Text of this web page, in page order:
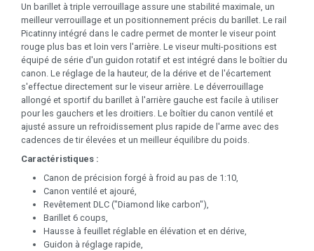
Un barillet à triple verrouillage assure une stabilité maximale, un
meilleur verrouillage et un positionnement précis du barillet. Le rail
Picatinny intégré dans le cadre permet de monter le viseur point
rouge plus bas et loin vers l'arrière. Le viseur multi-positions est
équipé de série d'un guidon rotatif et est intégré dans le boîtier du
canon. Le réglage de la hauteur, de la dérive et de l'écartement
s'effectue directement sur le viseur arrière. Le déverrouillage
allongé et sportif du barillet à l'arrière gauche est facile à utiliser
pour les gauchers et les droitiers. Le boîtier du canon ventilé et
ajusté assure un refroidissement plus rapide de l'arme avec des
cadences de tir élevées et un meilleur équilibre du poids.
Caractéristiques :
Canon de précision forgé à froid au pas de 1:10,
Canon ventilé et ajouré,
Revêtement DLC ("Diamond like carbon"),
Barillet 6 coups,
Hausse à feuillet réglable en élévation et en dérive,
Guidon à réglage rapide,